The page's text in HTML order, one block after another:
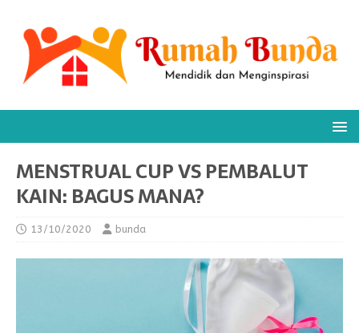
MENSTRUAL CUP VS PEMBALUT
KAIN: BAGUS MANA?
13/10/2020 bunda